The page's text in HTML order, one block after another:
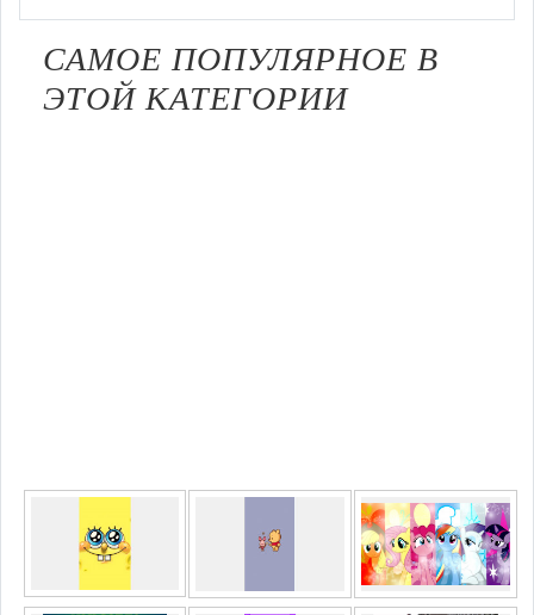
САМОЕ ПОПУЛЯРНОЕ В
ЭТОЙ КАТЕГОРИИ